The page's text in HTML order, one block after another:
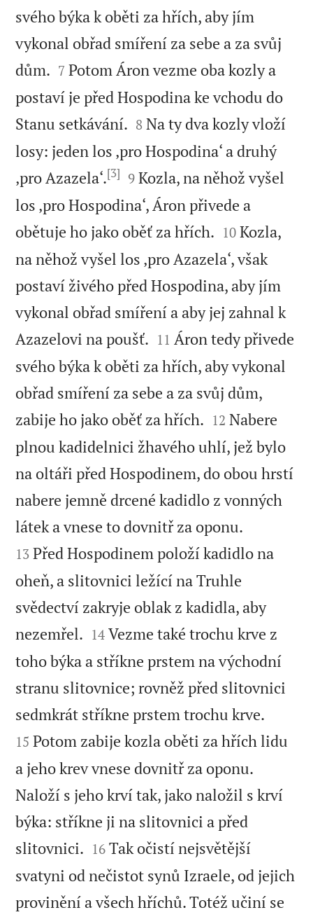
svého býka k oběti za hřích, aby jím
vykonal obřad smíření za sebe a za svůj
dům. 

7 Potom Áron vezme oba kozly a
postaví je před Hospodina ke vchodu do
Stanu setkávání. 

8 Na ty dva kozly vloží
losy: jeden los ‚pro Hospodina‘ a druhý
‚pro Azazela‘.[3] 

9 Kozla, na něhož vyšel
los ‚pro Hospodina‘, Áron přivede a
obětuje ho jako oběť za hřích. 

10 Kozla,
na něhož vyšel los ‚pro Azazela‘, však
postaví živého před Hospodina, aby jím
vykonal obřad smíření a aby jej zahnal k
Azazelovi na poušť. 

11 Áron tedy přivede
svého býka k oběti za hřích, aby vykonal
obřad smíření za sebe a za svůj dům,
zabije ho jako oběť za hřích. 

12 Nabere
plnou kadidelnici žhavého uhlí, jež bylo
na oltáři před Hospodinem, do obou hrstí
nabere jemně drcené kadidlo z vonných
látek a vnese to dovnitř za oponu.
13 Před Hospodinem položí kadidlo na
oheň, a slitovnici ležící na Truhle
svědectví zakryje oblak z kadidla, aby
nezemřel. 

14 Vezme také trochu krve z
toho býka a stříkne prstem na východní
stranu slitovnice; rovněž před slitovnici
sedmkrát stříkne prstem trochu krve.
15 Potom zabije kozla oběti za hřích lidu
a jeho krev vnese dovnitř za oponu.
Naloží s jeho krví tak, jako naložil s krví
býka: stříkne ji na slitovnici a před
slitovnici. 

16 Tak očistí nejsvětější
svatyni od nečistot synů Izraele, od jejich
provinění a všech hříchů. Totéž učiní se